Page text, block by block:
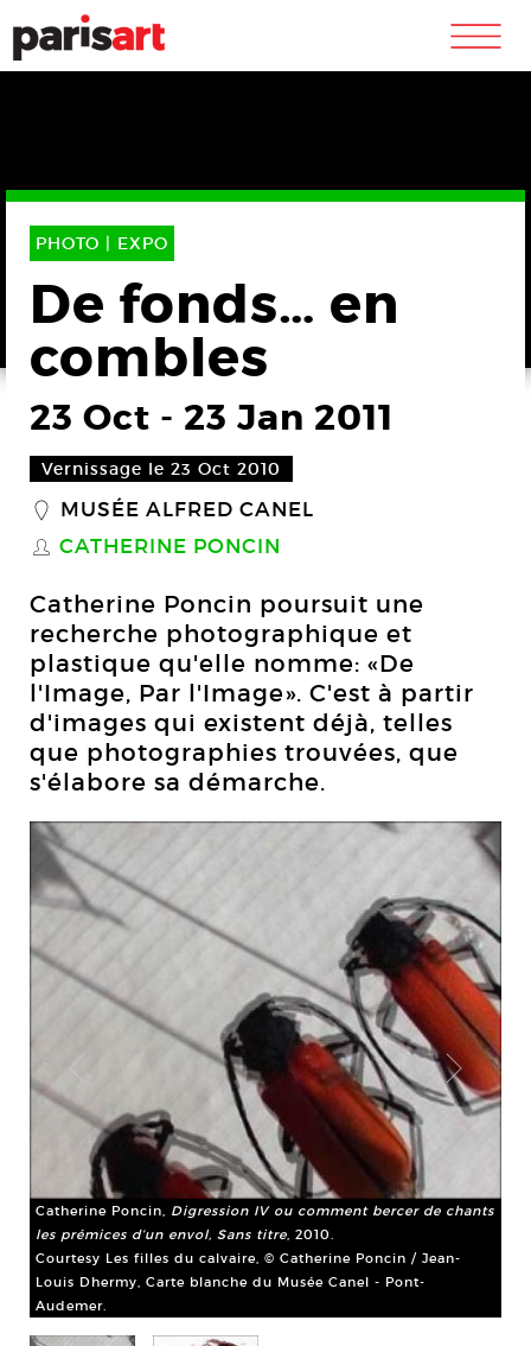
m
PHOTO | EXPO
De fonds… en
combles
23 Oct - 23 Jan 2011
Vernissage le 23 Oct 2010
_ MUSÉE ALFRED CANEL
S CATHERINE PONCIN
Catherine Poncin poursuit une
recherche photographique et
plastique qu'elle nomme: «De
l'Image, Par l'Image». C'est à partir
d'images qui existent déjà, telles
que photographies trouvées, que
s'élabore sa démarche.
Catherine Poncin, Digression IV ou comment bercer de chants
les prémices d’un envol, Sans titre, 2010.
Courtesy Les filles du calvaire, © Catherine Poncin / Jean-
Louis Dhermy, Carte blanche du Musée Canel - Pont-
Audemer.